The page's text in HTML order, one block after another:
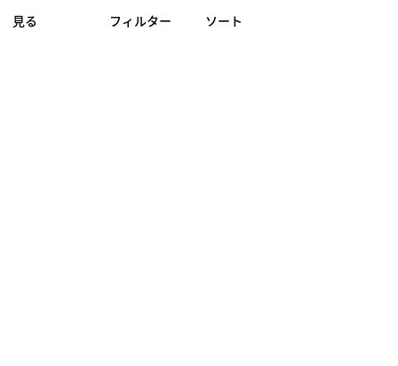
見る フィルター ソート